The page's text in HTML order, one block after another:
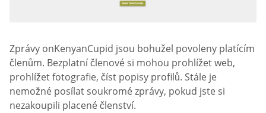
Zprávy onKenyanCupid jsou bohužel povoleny platícím
členům. Bezplatní členové si mohou prohlížet web,
prohlížet fotografie, číst popisy profilů. Stále je
nemožné posílat soukromé zprávy, pokud jste si
nezakoupili placené členství.